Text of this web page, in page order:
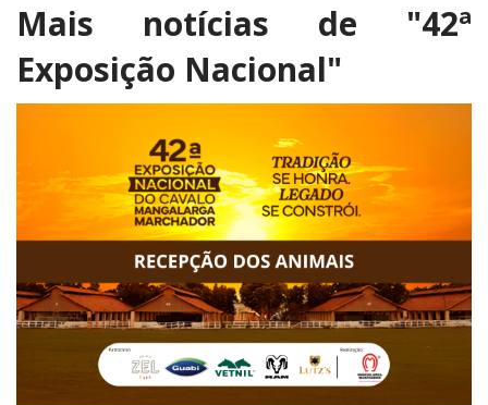
Mais notícias de "42ª
Exposição Nacional"